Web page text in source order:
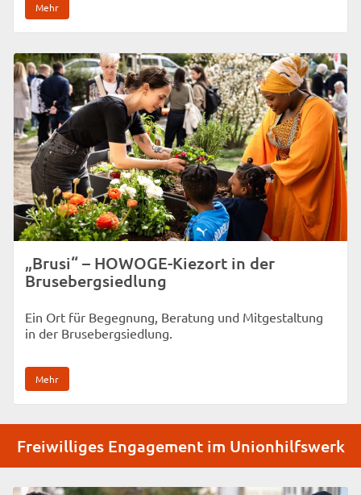
Mehr
„Brusi“ – HOWOGE-Kiezort in der
Brusebergsiedlung
Ein Ort für Begegnung, Beratung und Mitgestaltung
in der Brusebergsiedlung.
Mehr
Freiwilliges Engagement im Unionhilfswerk